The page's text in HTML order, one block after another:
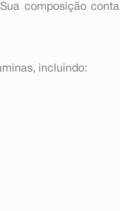
composição
incluindo: